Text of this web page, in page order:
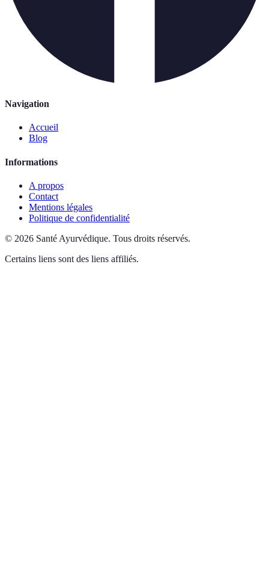
Navigation
Accueil
Blog
Informations
A propos
Contact
Mentions légales
Politique de confidentialité
© 2026 Santé Ayurvédique. Tous droits réservés.
Certains liens sont des liens affiliés.